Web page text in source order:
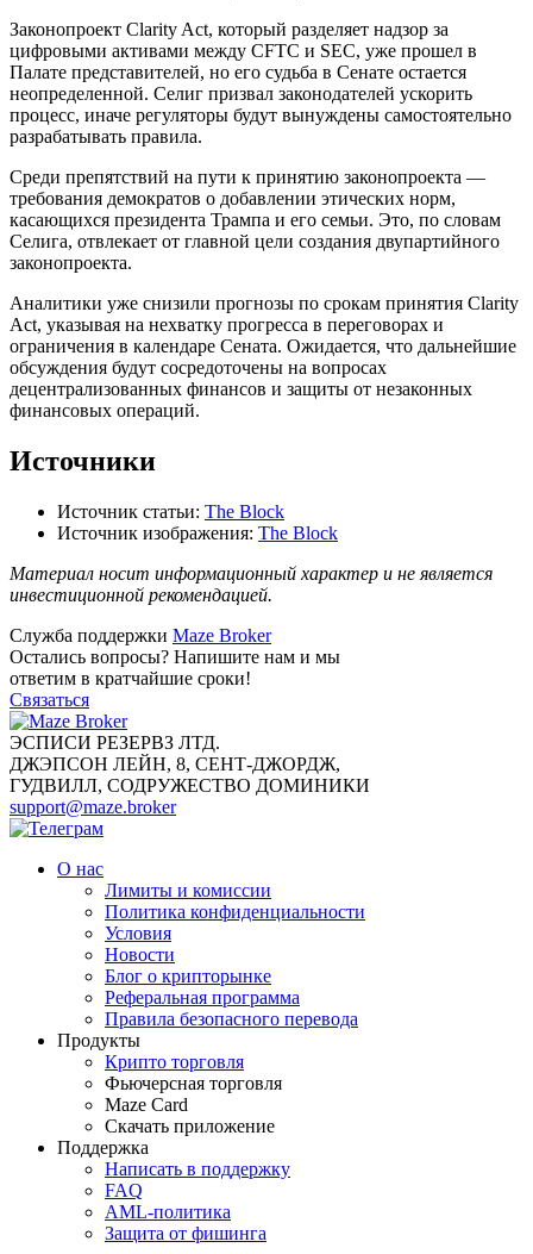
Законопроект Clarity Act, который разделяет надзор за
цифровыми активами между CFTC и SEC, уже прошел в
Палате представителей, но его судьба в Сенате остается
неопределенной. Селиг призвал законодателей ускорить
процесс, иначе регуляторы будут вынуждены самостоятельно
разрабатывать правила.
Среди препятствий на пути к принятию законопроекта —
требования демократов о добавлении этических норм,
касающихся президента Трампа и его семьи. Это, по словам
Селига, отвлекает от главной цели создания двупартийного
законопроекта.
Аналитики уже снизили прогнозы по срокам принятия Clarity
Act, указывая на нехватку прогресса в переговорах и
ограничения в календаре Сената. Ожидается, что дальнейшие
обсуждения будут сосредоточены на вопросах
децентрализованных финансов и защиты от незаконных
финансовых операций.
Источники
Источник статьи: The Block
Источник изображения: The Block
Материал носит информационный характер и не является
инвестиционной рекомендацией.
Служба поддержки Maze Broker
Остались вопросы? Напишите нам и мы
ответим в кратчайшие сроки!
Связаться
ЭСПИСИ РЕЗЕРВЗ ЛТД.
ДЖЭПСОН ЛЕЙН, 8, СЕНТ-ДЖОРДЖ,
ГУДВИЛЛ, СОДРУЖЕСТВО ДОМИНИКИ
support@maze.broker
О нас
Лимиты и комиссии
Политика конфиденциальности
Условия
Новости
Блог о крипторынке
Реферальная программа
Правила безопасного перевода
Продукты
Крипто торговля
Фьючерсная торговля
Maze Card
Скачать приложение
Поддержка
Написать в поддержку
FAQ
AML-политика
Защита от фишинга